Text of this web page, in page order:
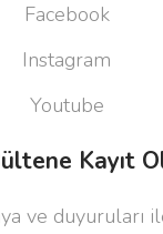
Facebook
Instagram
Youtube
Kayıt
ve